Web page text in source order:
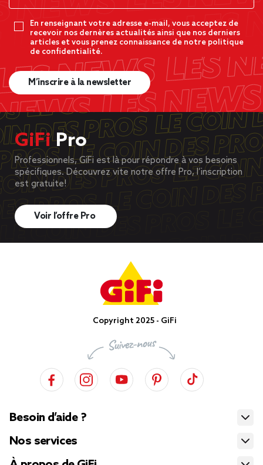
En renseignant votre adresse e-mail, vous acceptez de
recevoir nos dernères actualités ainsi que nos derniers
articles et vous prenez connaissance de notre politique
de confidentialité.
M’inscrire à la newsletter
GiFiPro
Professionnels, GiFi est là pour répondre à vos besoins
spécifiques. Découvrez vite notre offre Pro, l’inscription
est gratuite!
Voir l’offre Pro
Copyright 2025 - GiFi
Besoin d’aide ?
Nos services